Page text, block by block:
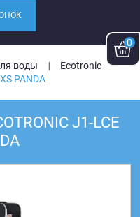
0
воды
Ecotronic
PANDA
J1-LCE